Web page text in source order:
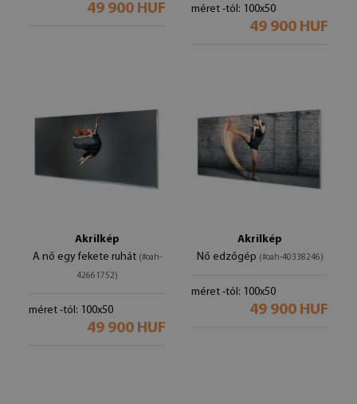
49 900 HUF méret -tól: 100x50
49 900 HUF
Akrilkép
A nő egy fekete ruhát (#oah-
42661752)
méret -tól: 100x50
49 900 HUF
Akrilkép
Nő edzőgép (#oah-40338246)
méret -tól: 100x50
49 900 HUF